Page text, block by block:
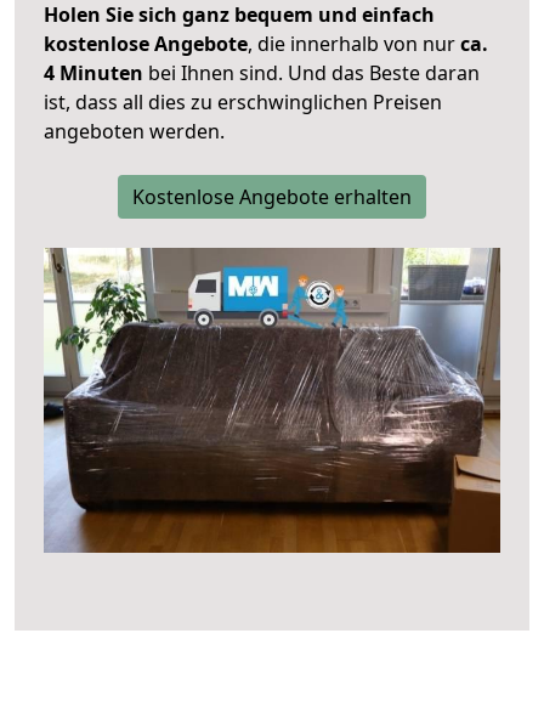
Holen Sie sich ganz bequem und einfach
kostenlose Angebote, die innerhalb von nurca.
4 Minuten bei Ihnen sind. Und das Beste daran
ist, dass all dies zu erschwinglichen Preisen
angeboten werden.
Kostenlose Angebote erhalten